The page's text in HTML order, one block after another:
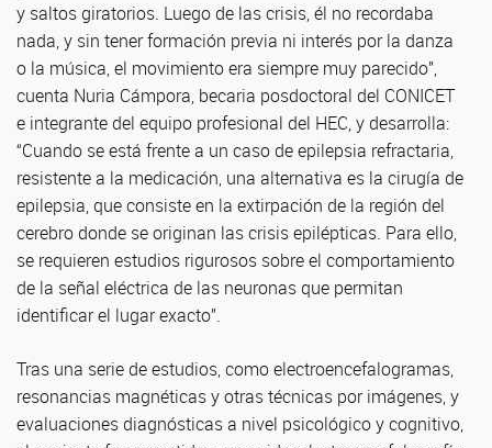
y saltos giratorios. Luego de las crisis, él no recordaba
nada, y sin tener formación previa ni interés por la danza
o la música, el movimiento era siempre muy parecido”,
cuenta Nuria Cámpora, becaria posdoctoral del CONICET
e integrante del equipo profesional del HEC, y desarrolla:
“Cuando se está frente a un caso de epilepsia refractaria,
resistente a la medicación, una alternativa es la cirugía de
epilepsia, que consiste en la extirpación de la región del
cerebro donde se originan las crisis epilépticas. Para ello,
se requieren estudios rigurosos sobre el comportamiento
de la señal eléctrica de las neuronas que permitan
identificar el lugar exacto”.
Tras una serie de estudios, como electroencefalogramas,
resonancias magnéticas y otras técnicas por imágenes, y
evaluaciones diagnósticas a nivel psicológico y cognitivo,